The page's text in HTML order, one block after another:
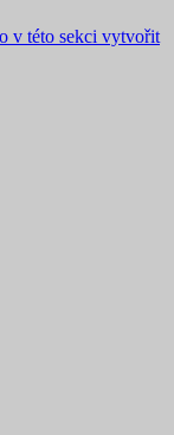
v této sekci vytvořit